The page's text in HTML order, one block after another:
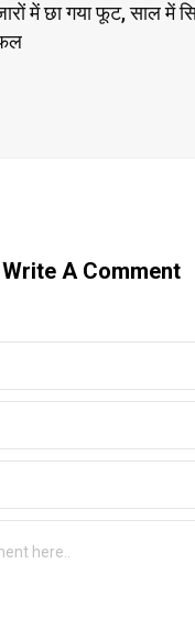
में छा गया फूट, साल में
Write A Comment